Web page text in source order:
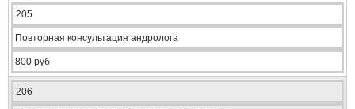
205
Повторная консультация андролога
800 руб
206